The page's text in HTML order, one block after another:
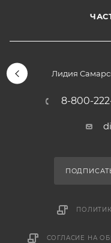
Лидия
8-800-
СОГЛАСИЕ НА